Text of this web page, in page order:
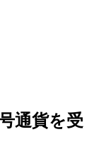
通貨を受